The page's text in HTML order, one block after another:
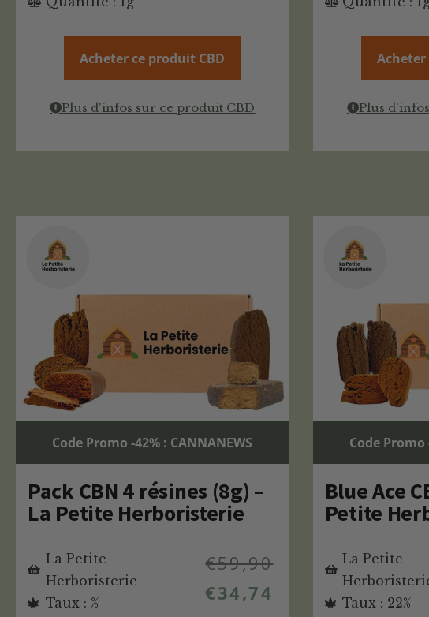
Acheter ce produit CBD
Plus d'infos sur ce produit CBD
Acheter
Plus
Code Promo -42% : CANNANEWS
Pack CBN 4 résines (8g) –
La Petite Herboristerie
La Petite
Herboristerie
Taux : %
€59,90
€34,74
Code Promo
Blue Ace
Petite
La Petite
Taux : 22%